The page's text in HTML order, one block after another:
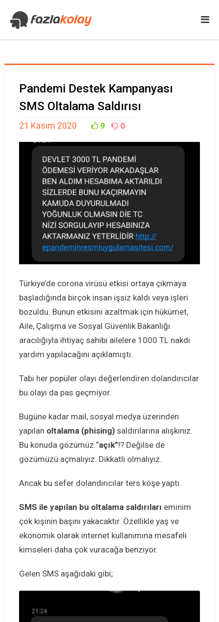
Pandemi Destek Kampanyası
SMS Oltalama Saldırısı
21 Kasım 2020 9 0
Türkiye’de corona virüsü etkisi ortaya çıkmaya
başladığında birçok insan işsiz kaldı veya işleri
bozuldu. Bunun etkisini azaltmak için hükümet,
Aile, Çalışma ve Sosyal Güvenlik Bakanlığı
aracılığıyla ihtiyaç sahibi ailelere 1000 TL nakdi
yardım yapılacağını açıklamıştı.
Tabi her popüler olayı değerlendiren dolandırıcılar
bu olayı da pas geçmiyor.
Bugüne kadar mail, sosyal medya üzerinden
yapılan oltalama (phising)saldırılarına alışkınız.
Bu konuda gözümüz “açık”!? Değilse de
gözümüzü açmalıyız. Dikkatli olmalıyız.
Ancak bu sefer dolandırıcılar ters köşe yaptı.
SMS ile yapılan bu oltalama saldırıları eminim
çok kişinin başını yakacaktır. Özellikle yaş ve
ekonomik olarak internet kullanımına mesafeli
kimseleri daha çok vuracağa benziyor.
Gelen SMS aşağıdaki gibi;